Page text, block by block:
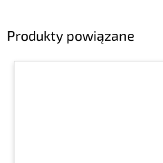
Produkty powiązane